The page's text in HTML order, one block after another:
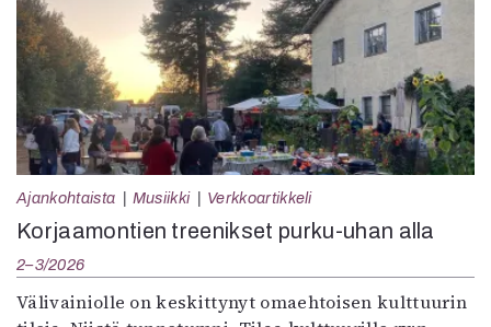
Ajankohtaista Musiikki Verkkoartikkeli
Korjaamontien treenikset purku-uhan alla
2–3/2026
Välivainiolle on keskittynyt omaehtoisen kulttuurin